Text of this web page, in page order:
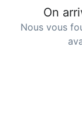
On
Nous vous